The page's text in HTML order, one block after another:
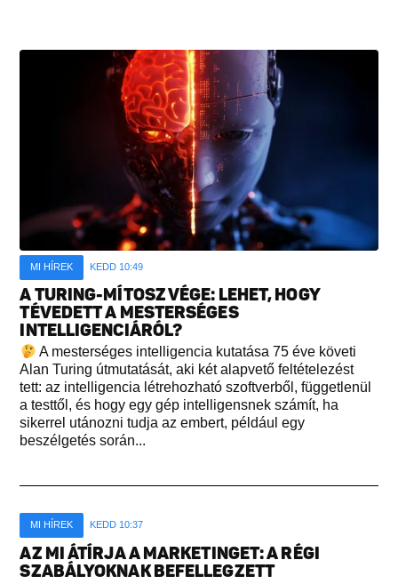
MI HÍREK KEDD 10:49
A TURING-MÍTOSZ VÉGE: LEHET, HOGY
TÉVEDETT A MESTERSÉGES
INTELLIGENCIÁRÓL?
A mesterséges intelligencia kutatása 75 éve követi
Alan Turing útmutatását, aki két alapvető feltételezést
tett: az intelligencia létrehozható szoftverből, függetlenül
a testtől, és hogy egy gép intelligensnek számít, ha
sikerrel utánozni tudja az embert, például egy
beszélgetés során...
MI HÍREK KEDD 10:37
AZ MI ÁTÍRJA A MARKETINGET: A RÉGI
SZABÁLYOKNAK BEFELLEGZETT